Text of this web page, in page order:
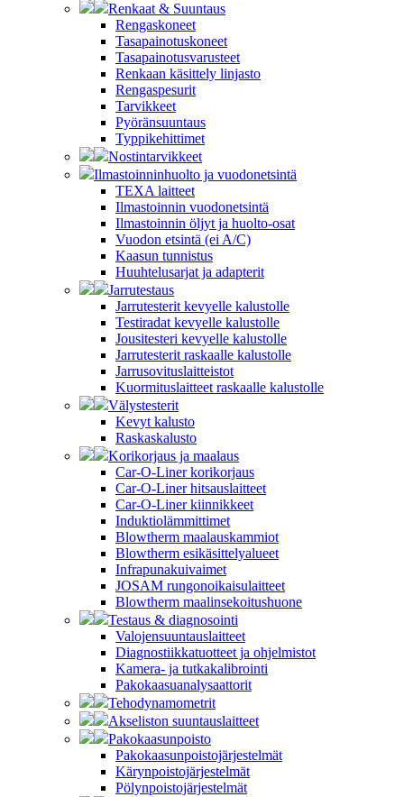
Renkaat & Suuntaus
Rengaskoneet
Tasapainotuskoneet
Tasapainotusvarusteet
Renkaan käsittely linjasto
Rengaspesurit
Tarvikkeet
Pyöränsuuntaus
Typpikehittimet
Nostintarvikkeet
Ilmastoinninhuolto ja vuodonetsintä
TEXA laitteet
Ilmastoinnin vuodonetsintä
Ilmastoinnin öljyt ja huolto-osat
Vuodon etsintä (ei A/C)
Kaasun tunnistus
Huuhtelusarjat ja adapterit
Jarrutestaus
Jarrutesterit kevyelle kalustolle
Testiradat kevyelle kalustolle
Jousitesteri kevyelle kalustolle
Jarrutesterit raskaalle kalustolle
Jarrusovituslaitteistot
Kuormituslaitteet raskaalle kalustolle
Välystesterit
Kevyt kalusto
Raskaskalusto
Korikorjaus ja maalaus
Car-O-Liner korikorjaus
Car-O-Liner hitsauslaitteet
Car-O-Liner kiinnikkeet
Induktiolämmittimet
Blowtherm maalauskammiot
Blowtherm esikäsittelyalueet
Infrapunakuivaimet
JOSAM rungonoikaisulaitteet
Blowtherm maalinsekoitushuone
Testaus & diagnosointi
Valojensuuntauslaitteet
Diagnostiikkatuotteet ja ohjelmistot
Kamera- ja tutkakalibrointi
Pakokaasuanalysaattorit
Tehodynamometrit
Akseliston suuntauslaitteet
Pakokaasunpoisto
Pakokaasunpoistojärjestelmät
Kärynpoistojärjestelmät
Pölynpoistojärjestelmät